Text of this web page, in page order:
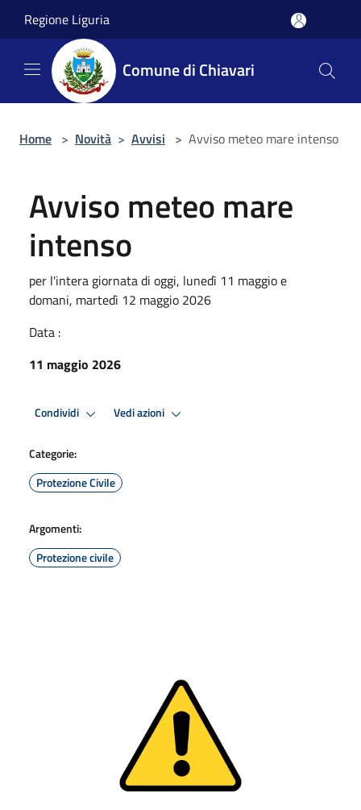
Regione Liguria
Comune di Chiavari
Home > Novità > Avvisi > Avviso meteo mare intenso
Avviso meteo mare
intenso
per l'intera giornata di oggi, lunedì 11 maggio e
domani, martedì 12 maggio 2026
Data :
11 maggio 2026
Condividi Vedi azioni
Categorie:
Protezione Civile
Argomenti:
Protezione civile